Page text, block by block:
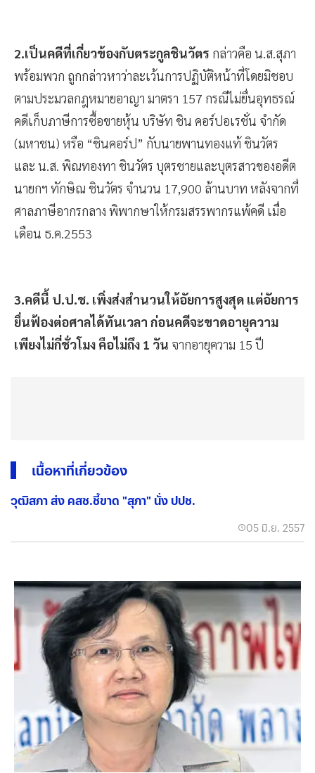
2.เป็นคดีที่เกี่ยวข้องกับตระกูลชินวัตร กล่าวคือ น.ส.สุภา
พร้อมพวก ถูกกล่าวหาว่าละเว้นการปฏิบัติหน้าที่โดยมิชอบ
ตามประมวลกฎหมายอาญา มาตรา 157 กรณีไม่ยื่นอุทธรณ์
คดีเก็บภาษีการซื้อขายหุ้น บริษัท ชิน คอร์ปอเรชั่น จำกัด
(มหาชน) หรือ “ชินคอร์ป” กับนายพานทองแท้ ชินวัตร
และ น.ส. พิณทองทา ชินวัตร บุตรชายและบุตรสาวของอดีต
นายกฯ ทักษิณ ชินวัตร จำนวน 17,900 ล้านบาท หลังจากที่
ศาลภาษีอากรกลาง พิพากษาให้กรมสรรพากรแพ้คดี เมื่อ
เดือน ธ.ค.2553
3.คดีนี้ ป.ป.ช. เพิ่งส่งสำนวนให้อัยการสูงสุด แต่อัยการ
ยื่นฟ้องต่อศาลได้ทันเวลา ก่อนคดีจะขาดอายุความ
เพียงไม่กี่ชั่วโมง คือไม่ถึง 1 วัน จากอายุความ 15 ปี
เนื้อหาที่เกี่ยวข้อง
วุฒิสภา ส่ง คสช.ชี้ขาด "สุภา" นั่ง ปปช.
05 มิ.ย. 2557